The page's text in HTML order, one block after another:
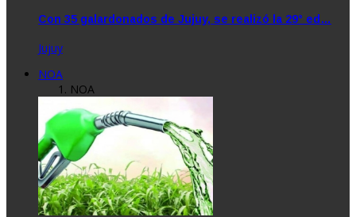
Con 35 galardonados de Jujuy, se realizó la 29° ed…
Jujuy
NOA
NOA